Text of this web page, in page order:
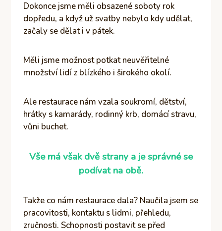
Dokonce jsme měli obsazené soboty rok
dopředu, a když už svatby nebylo kdy udělat,
začaly se dělat i v pátek.
Měli jsme možnost potkat neuvěřitelné
množství lidí z blízkého i širokého okolí.
Ale restaurace nám vzala soukromí, dětství,
hrátky s kamarády, rodinný krb, domácí stravu,
vůni buchet.
Vše má však dvě strany a je správné se
podívat na obě.
Takže co nám restaurace dala? Naučila jsem se
pracovitosti, kontaktu s lidmi, přehledu,
zručnosti. Schopnosti postavit se před